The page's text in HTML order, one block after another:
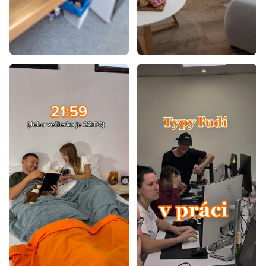
Luxusné manželské postele
Manželské postele z masívu 140x200
Manželské postele z masívu 160x200
Manželské postele z masívu 180x200
Dubové manželské postele 160x200
Dubové manželské postele 180x200
Biele manželské postele 140x200
Biele manželské postele 160x200
Biele manželské postele 180x200
Študentské manželské postele 140x200
Manželské postele s led osvetlením 140x200
Manželské postele dub sonoma 160x200